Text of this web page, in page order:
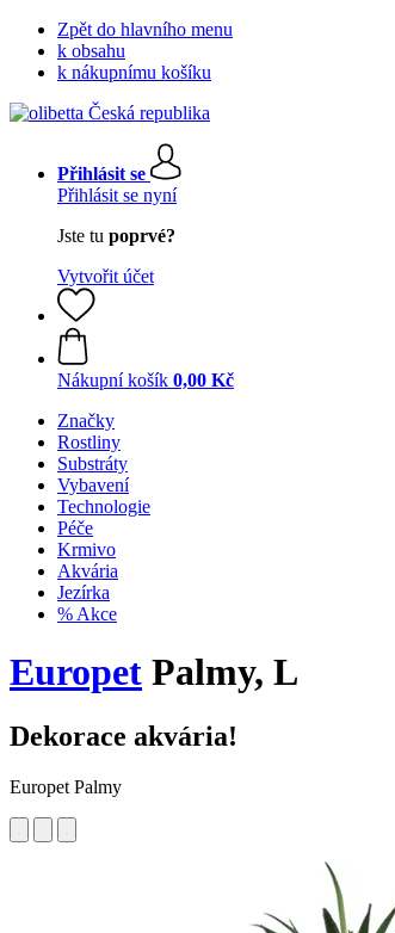
Zpět do hlavního menu
k obsahu
k nákupnímu košíku
Přihlásit se
Přihlásit se nyní
Jste tu poprvé?
Vytvořit účet
Nákupní košík 0,00 Kč
Značky
Rostliny
Substráty
Vybavení
Technologie
Péče
Krmivo
Akvária
Jezírka
% Akce
Europet Palmy, L
Dekorace akvária!
Europet Palmy